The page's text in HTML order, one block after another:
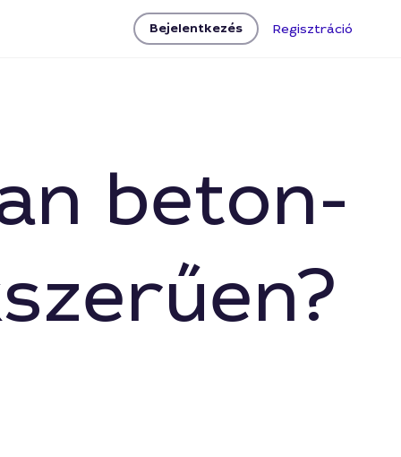
Bejelentkezés Regisztráció
beton-